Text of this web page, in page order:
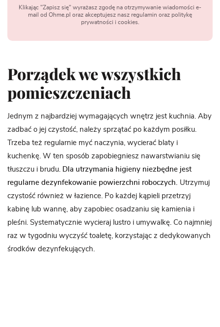
Klikając "Zapisz się" wyrażasz zgodę na otrzymywanie wiadomości e-
mail od Ohme.pl oraz akceptujesz nasz regulamin oraz politykę
prywatności i cookies.
Porządek we wszystkich
pomieszczeniach
Jednym z najbardziej wymagających wnętrz jest kuchnia. Aby
zadbać o jej czystość, należy sprzątać po każdym posiłku.
Trzeba też regularnie myć naczynia, wycierać blaty i
kuchenkę. W ten sposób zapobiegniesz nawarstwianiu się
tłuszczu i brudu. Dla utrzymania higieny niezbędne jest
regularne dezynfekowanie powierzchni roboczych. Utrzymuj
czystość również w łazience. Po każdej kąpieli przetrzyj
kabinę lub wannę, aby zapobiec osadzaniu się kamienia i
pleśni. Systematycznie wycieraj lustro i umywalkę. Co najmniej
raz w tygodniu wyczyść toaletę, korzystając z dedykowanych
środków dezynfekujących.